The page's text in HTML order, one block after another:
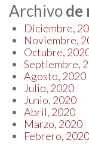
Archivode
Diciembre,
Noviembre,
Octubre,
Septiembre,
Agosto, 2020
Julio, 2020
Junio, 2020
Abril, 2020
Marzo, 2020
Febrero, 2020